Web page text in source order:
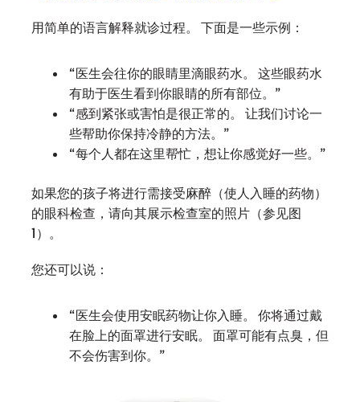
用简单的语言解释就诊过程。 下面是一些示例：
“医生会往你的眼睛里滴眼药水。 这些眼药水
有助于医生看到你眼睛的所有部位。”
“感到紧张或害怕是很正常的。 让我们讨论一
些帮助你保持冷静的方法。”
“每个人都在这里帮忙，想让你感觉好一些。”
如果您的孩子将进行需接受麻醉（使人入睡的药物）
的眼科检查，请向其展示检查室的照片（参见图
1）。
您还可以说：
“医生会使用安眠药物让你入睡。 你将通过戴
在脸上的面罩进行安眠。 面罩可能有点臭，但
不会伤害到你。”